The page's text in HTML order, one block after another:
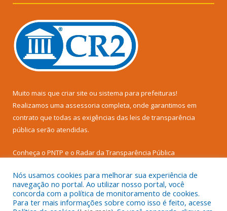
Muito mais que criar site ou sistema para prefeituras!
Realizamos uma assessoria completa, onde garantimos em
contrato que todas as exigências das leis de transparência
pública serão atendidas.
Conheça o PNTP e o Radar da Transparência Pública
Todos os direitos reservados a Prefeitura Municipal de Senador
Nós usamos cookies para melhorar sua experiência de
navegação no portal. Ao utilizar nosso portal, você
concorda com a política de monitoramento de cookies.
Para ter mais informações sobre como isso é feito, acesse